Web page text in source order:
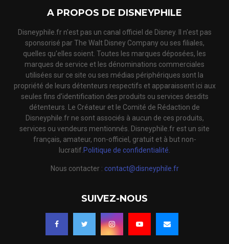
A PROPOS DE DISNEYPHILE
Disneyphile.fr n'est pas un canal officiel de Disney. Il n'est pas
sponsorisé par The Walt Disney Company ou ses filiales,
quelles qu'elles soient. Toutes les marques déposées, les
marques de service et les dénominations commerciales
utilisées sur ce site ou ses médias périphériques sont la
propriété de leurs détenteurs respectifs et apparaissent ici aux
seules fins d'identification des produits ou services desdits
détenteurs. Le Créateur et le Comité de Rédaction de
Disneyphile.fr ne sont associés à aucun de ces produits,
services ou vendeurs mentionnés. Disneyphile.fr est un site
français, amateur, non-officiel, gratuit et à but non-
lucratif. Politique de confidentialité.
Nous contacter : contact@disneyphile.fr
SUIVEZ-NOUS